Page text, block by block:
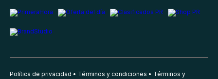
Política de privacidad Términos y condiciones
Términos y